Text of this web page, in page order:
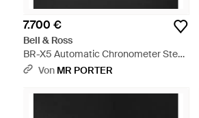
7.700 €
Bell & Ross
BR-X5 Automatic Chronometer Steel
Watch - Schwarz
Von MR PORTER